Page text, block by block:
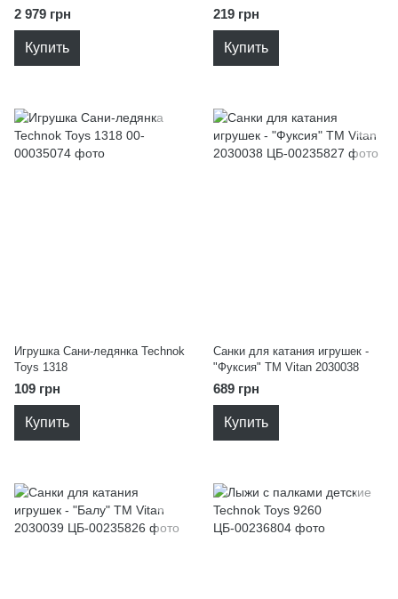
180236064
2 979 грн
Купить
219 грн
Купить
Игрушка Сани-ледянка Technok
Toys 1318
109 грн
Купить
Санки для катания игрушек -
"Фуксия" ТМ Vitan 2030038
689 грн
Купить